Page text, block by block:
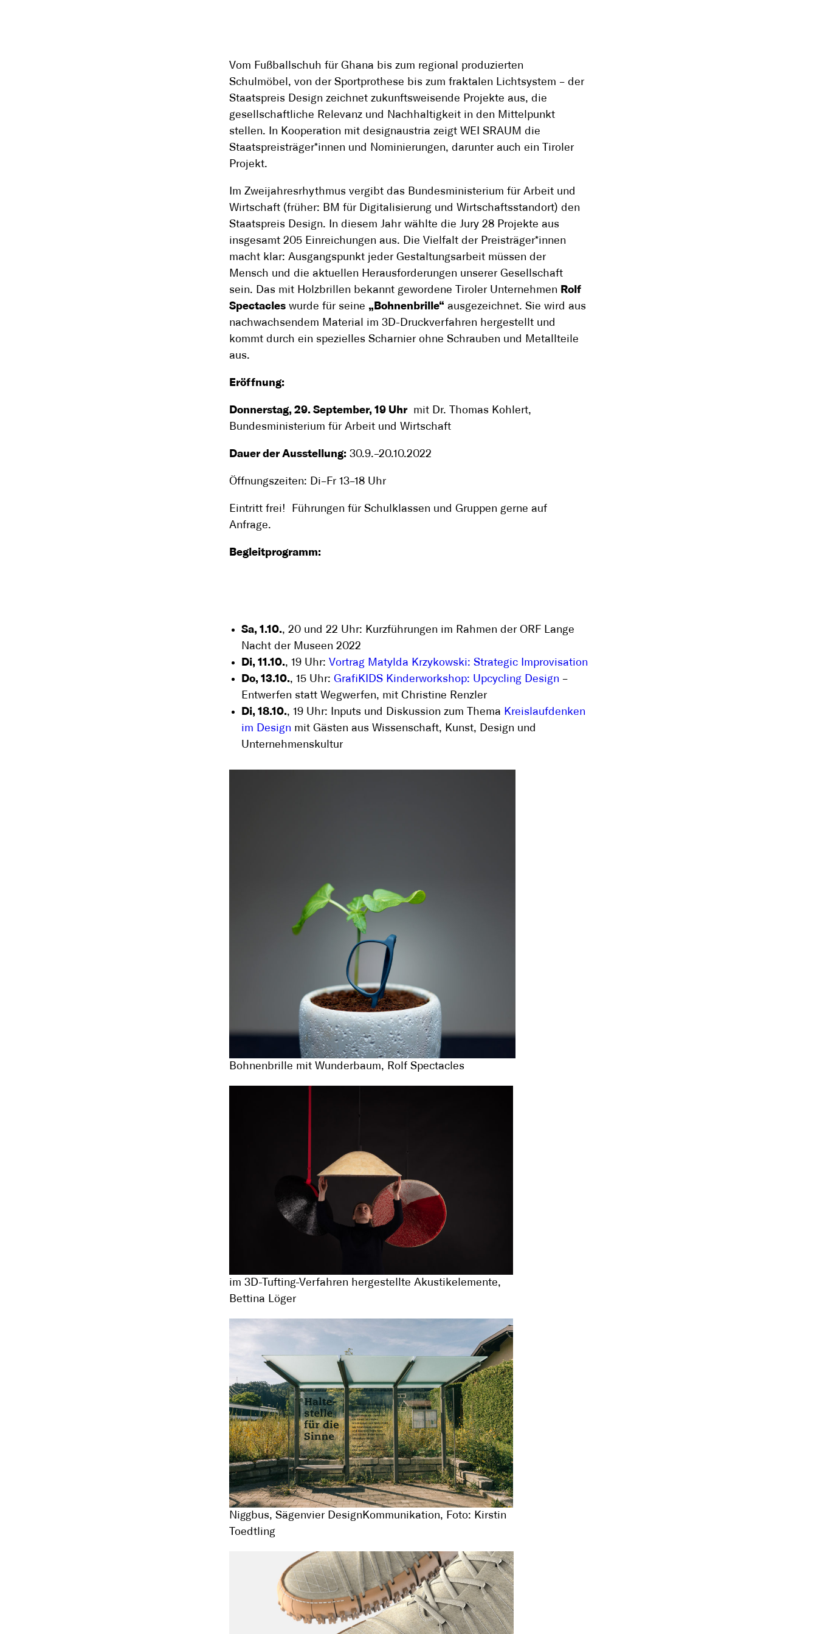
Vom Fußballschuh für Ghana bis zum regional produzierten
Schulmöbel, von der Sportprothese bis zum fraktalen Lichtsystem – der
Staatspreis Design zeichnet zukunftsweisende Projekte aus, die
gesellschaftliche Relevanz und Nachhaltigkeit in den Mittelpunkt
stellen. In Kooperation mit designaustria zeigt WEI SRAUM die
Staatspreisträger*innen und Nominierungen, darunter auch ein Tiroler
Projekt.
Im Zweijahresrhythmus vergibt das Bundesministerium für Arbeit und
Wirtschaft (früher: BM für Digitalisierung und Wirtschaftsstandort) den
Staatspreis Design. In diesem Jahr wählte die Jury 28 Projekte aus
insgesamt 205 Einreichungen aus. Die Vielfalt der Preisträger*innen
macht klar: Ausgangspunkt jeder Gestaltungsarbeit müssen der
Mensch und die aktuellen Herausforderungen unserer Gesellschaft
sein. Das mit Holzbrillen bekannt gewordene Tiroler Unternehmen Rolf
Spectacles wurde für seine „Bohnenbrille“ ausgezeichnet. Sie wird aus
nachwachsendem Material im 3D-Druckverfahren hergestellt und
kommt durch ein spezielles Scharnier ohne Schrauben und Metallteile
aus.
Eröffnung:
Donnerstag, 29. September, 19 Uhrmit Dr. Thomas Kohlert,
Bundesministerium für Arbeit und Wirtschaft
Dauer der Ausstellung: 30.9.–20.10.2022
Öffnungszeiten: Di–Fr 13–18 Uhr
Eintritt frei! Führungen für Schulklassen und Gruppen gerne auf
Anfrage.
Begleitprogramm:
Sa, 1.10., 20 und 22 Uhr: Kurzführungen im Rahmen der ORF Lange
Nacht der Museen 2022
Di, 11.10., 19 Uhr: Vortrag Matylda Krzykowski: Strategic Improvisation
Do, 13.10., 15 Uhr: GrafiKIDS Kinderworkshop: Upcycling Design –
Entwerfen statt Wegwerfen, mit Christine Renzler
Di, 18.10., 19 Uhr: Inputs und Diskussion zum Thema Kreislaufdenken
im Design mit Gästen aus Wissenschaft, Kunst, Design und
Unternehmenskultur
Bohnenbrille mit Wunderbaum, Rolf Spectacles
im 3D-Tufting-Verfahren hergestellte Akustikelemente,
Bettina Löger
Niggbus, Sägenvier DesignKommunikation, Foto: Kirstin
Toedtling